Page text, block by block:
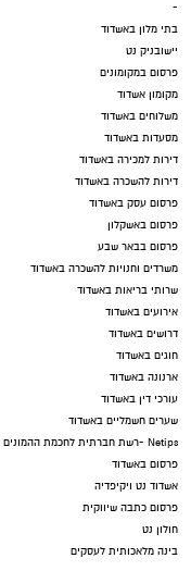
-
בתי מלון באשדוד
יישובניק נט
פרסום במקומונים
מקומון אשדוד
משלוחים באשדוד
מסעדות באשדוד
דירות למכירה באשדוד
דירות להשכרה באשדוד
פרסום עסק באשדוד
פרסום באשקלון
פרסום בבאר שבע
משרדים וחנויות להשכרה באשדוד
שרותי בריאות באשדוד
אירועים באשדוד
דרושים באשדוד
חוגים באשדוד
ארנונה באשדוד
עורכי דין באשדוד
שערים חשמליים באשדוד
Netips -רשת חברתית לחכמת ההמונים
פרסום באשדוד
אשדוד נט ויקיפדיה
פרסום כתבה שיווקית
חולון נט
בינה מלאכותית לעסקים